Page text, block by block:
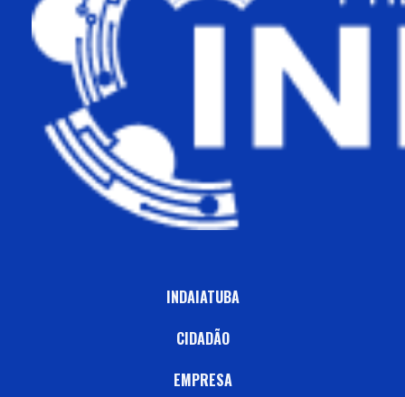
INDAIATUBA
CIDADÃO
EMPRESA